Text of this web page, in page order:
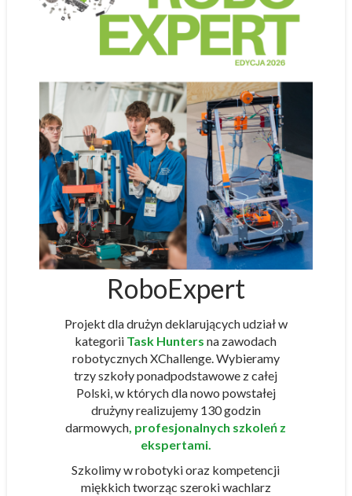
RoboExpert
Projekt dla drużyn deklarujących udział w
kategorii Task Hunters na zawodach
robotycznych XChallenge. Wybieramy
trzy szkoły ponadpodstawowe z całej
Polski, w których dla nowo powstałej
drużyny realizujemy 130 godzin
darmowych, profesjonalnych szkoleń z
ekspertami.
Szkolimy w robotyki oraz kompetencji
miękkich tworząc szeroki wachlarz